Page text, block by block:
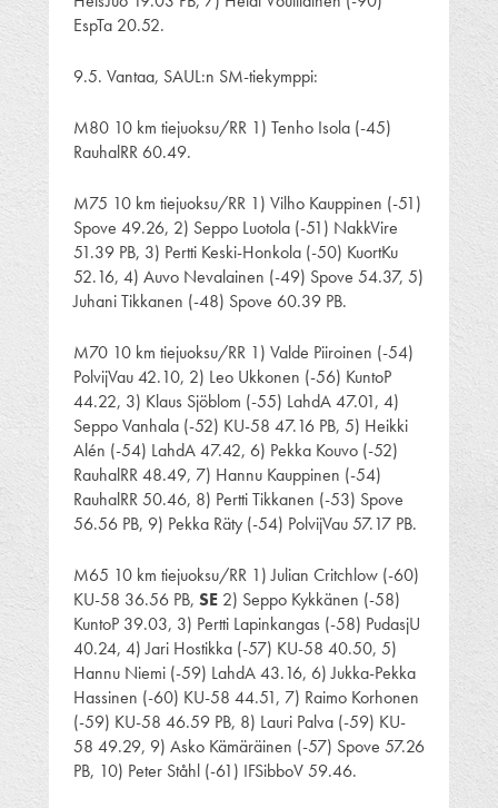
EspTa 20.52.
9.5. Vantaa, SAUL:n SM-tiekymppi:
M80 10 km tiejuoksu/RR 1) Tenho Isola (-45)
RauhalRR 60.49.
M75 10 km tiejuoksu/RR 1) Vilho Kauppinen (-51)
Spove 49.26, 2) Seppo Luotola (-51) NakkVire
51.39 PB, 3) Pertti Keski-Honkola (-50) KuortKu
52.16, 4) Auvo Nevalainen (-49) Spove 54.37, 5)
Juhani Tikkanen (-48) Spove 60.39 PB.
M70 10 km tiejuoksu/RR 1) Valde Piiroinen (-54)
PolvijVau 42.10, 2) Leo Ukkonen (-56) KuntoP
44.22, 3) Klaus Sjöblom (-55) LahdA 47.01, 4)
Seppo Vanhala (-52) KU-58 47.16 PB, 5) Heikki
Alén (-54) LahdA 47.42, 6) Pekka Kouvo (-52)
RauhalRR 48.49, 7) Hannu Kauppinen (-54)
RauhalRR 50.46, 8) Pertti Tikkanen (-53) Spove
56.56 PB, 9) Pekka Räty (-54) PolvijVau 57.17 PB.
M65 10 km tiejuoksu/RR 1) Julian Critchlow (-60)
KU-58 36.56 PB, SE 2) Seppo Kykkänen (-58)
KuntoP 39.03, 3) Pertti Lapinkangas (-58) PudasjU
40.24, 4) Jari Hostikka (-57) KU-58 40.50, 5)
Hannu Niemi (-59) LahdA 43.16, 6) Jukka-Pekka
Hassinen (-60) KU-58 44.51, 7) Raimo Korhonen
(-59) KU-58 46.59 PB, 8) Lauri Palva (-59) KU-
58 49.29, 9) Asko Kämäräinen (-57) Spove 57.26
PB, 10) Peter Ståhl (-61) IFSibboV 59.46.